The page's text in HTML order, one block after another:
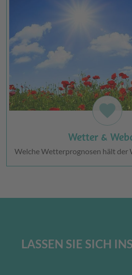
favorite
Wetter &
Welche Wetterprognosen hält der
LASSEN SIE SICH